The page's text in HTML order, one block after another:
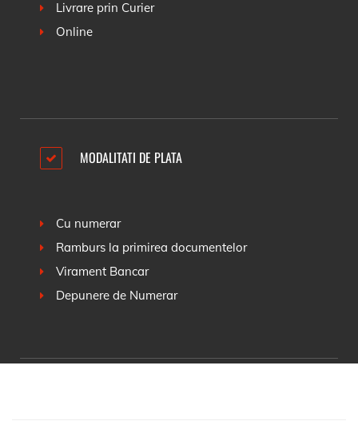
Livrare prin Curier
Online
MODALITATI DE PLATA
Cu numerar
Ramburs la primirea documentelor
Virament Bancar
Depunere de Numerar